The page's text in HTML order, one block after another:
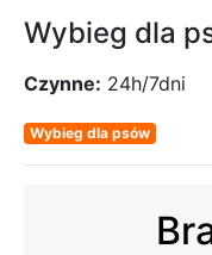
Wybieg dla
Czynne: 24h/7dni
Wybieg dla psów